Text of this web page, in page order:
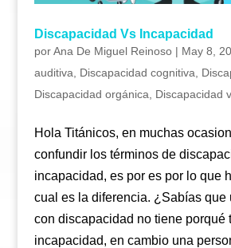
Discapacidad Vs Incapacidad
porAna De Miguel Reinoso| May 8,
auditiva
Discapacidad cognitiva
Discapacidad orgánica
Discapacidad
Hola Titánicos, en muchas
confundir los términos de
incapacidad, es por es por lo que
cual es la diferencia. ¿Sabías que
con discapacidad no tiene porqué
incapacidad, en cambio una